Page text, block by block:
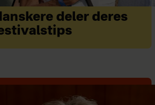
deler deres